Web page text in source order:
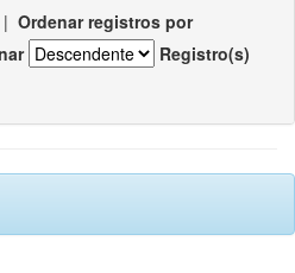
| Ordenar registros por
Registro(s)